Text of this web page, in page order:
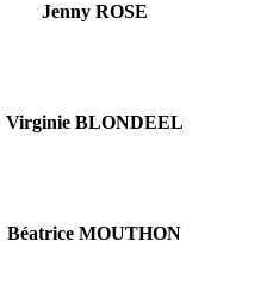
Jenny ROSE
Virginie BLONDEEL
Béatrice MOUTHON